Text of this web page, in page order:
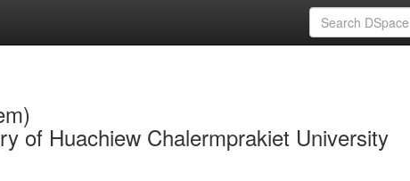
of Huachiew Chalermprakiet University